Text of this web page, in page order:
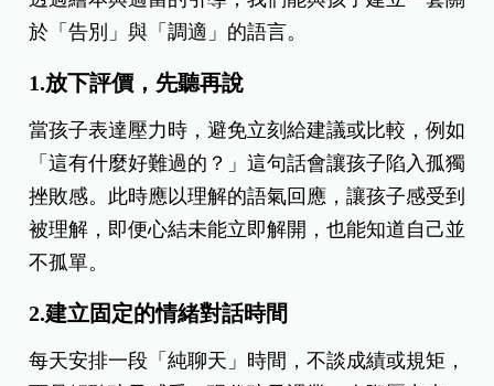
於「告別」與「調適」的語言。
1.放下評價，先聽再說
當孩子表達壓力時，避免立刻給建議或比較，例如
「這有什麼好難過的？」這句話會讓孩子陷入孤獨
挫敗感。此時應以理解的語氣回應，讓孩子感受到
被理解，即便心結未能立即解開，也能知道自己並
不孤單。
2.建立固定的情緒對話時間
每天安排一段「純聊天」時間，不談成績或規矩，